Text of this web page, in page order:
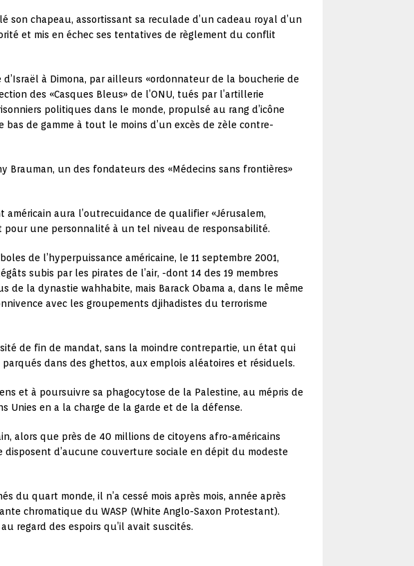
chapeau, assortissant sa reculade d’un cadeau royal d’un
et mis en échec ses tentatives de règlement du conflit
à Dimona, par ailleurs «ordonnateur de la boucherie de
des «Casques Bleus» de l’ONU, tués par l’artillerie
politiques dans le monde, propulsé au rang d’icône
de gamme à tout le moins d’un excès de zèle contre-
Brauman, un des fondateurs des «Médecins sans frontières»
aura l’outrecuidance de qualifier «Jérusalem,
pour une personnalité à un tel niveau de responsabilité.
de l’hyperpuissance américaine, le 11 septembre 2001,
subis par les pirates de l’air, -dont 14 des 19 membres
la dynastie wahhabite, mais Barack Obama a, dans le même
avec les groupements djihadistes du terrorisme
de fin de mandat, sans la moindre contrepartie, un état qui
dans des ghettos, aux emplois aléatoires et résiduels.
et à poursuivre sa phagocytose de la Palestine, au mépris de
Unies en a la charge de la garde et de la défense.
alors que près de 40 millions de citoyens afro-américains
d’aucune couverture sociale en dépit du modeste
du quart monde, il n’a cessé mois après mois, année après
chromatique du WASP (White Anglo-Saxon Protestant).
regard des espoirs qu’il avait suscités.